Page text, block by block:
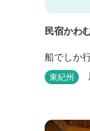
民宿かわ
船でしか
東紀州